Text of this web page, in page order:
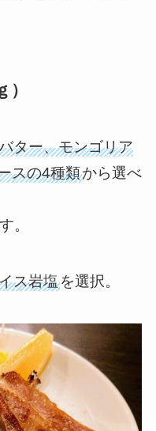
ター、モンゴリア
スの4種類から選べ
。
ス岩塩を選択。